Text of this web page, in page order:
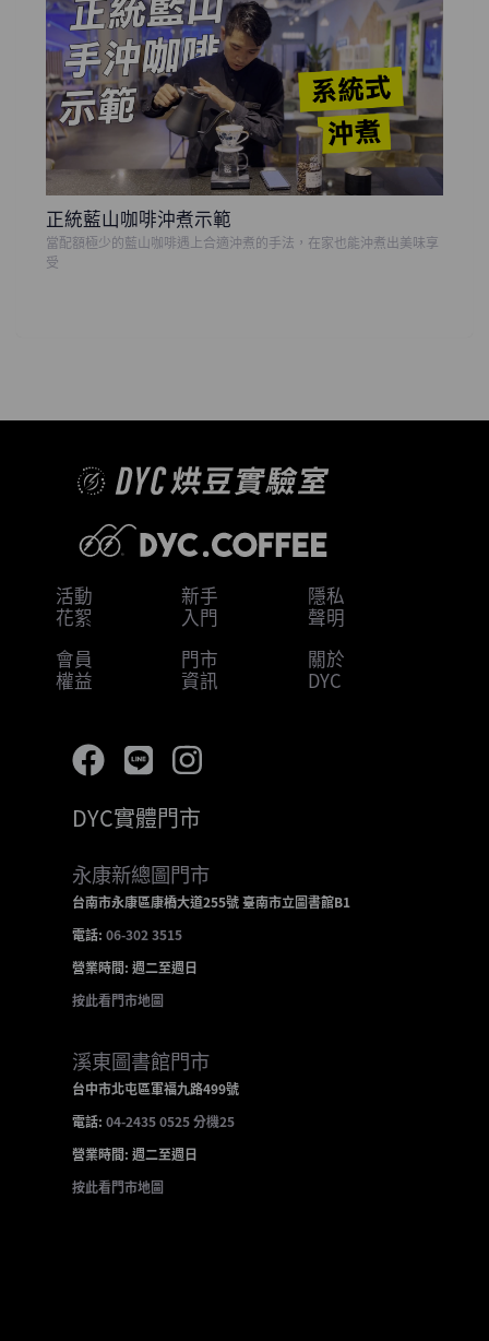
正統藍山咖啡沖煮示範
當配額極少的藍山咖啡遇上合適沖煮的手法，在家也能沖煮出美味享
受
DYC實體門市
永康新總圖門市
台南市永康區康橋大道255號 臺南市立圖書館B1
電話: 06-302 3515
營業時間: 週二至週日
按此看門市地圖
溪東圖書館門市
台中市北屯區軍福九路499號
電話: 04-2435 0525 分機25
營業時間: 週二至週日
按此看門市地圖
活動
花絮
新手
入門
隱私
聲明
會員
權益
門市
資訊
關於
DYC